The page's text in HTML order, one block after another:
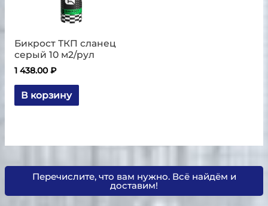
Перечислите, что вам нужно. Всё найдём и
доставим!
Бикрост ТКП сланец
серый 10 м2/рул
1 438.00₽
В корзину